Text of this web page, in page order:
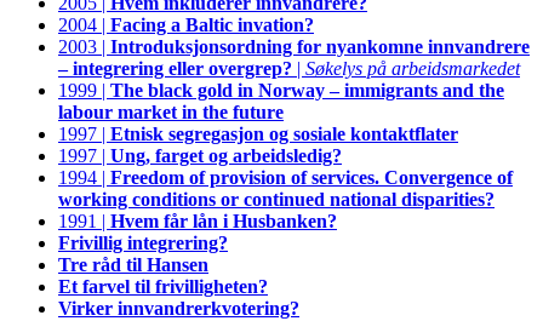
2004 | Facing a Baltic invation?
2003 | Introduksjonsordning for nyankomne innvandrere
– integrering eller overgrep? | Søkelys på arbeidsmarkedet
1999 | The black gold in Norway – immigrants and the
labour market in the future
1997 | Etnisk segregasjon og sosiale kontaktflater
1997 | Ung, farget og arbeidsledig?
1994 | Freedom of provision of services. Convergence of
working conditions or continued national disparities?
1991 | Hvem får lån i Husbanken?
Frivillig integrering?
Tre råd til Hansen
Et farvel til frivilligheten?
Virker innvandrerkvotering?